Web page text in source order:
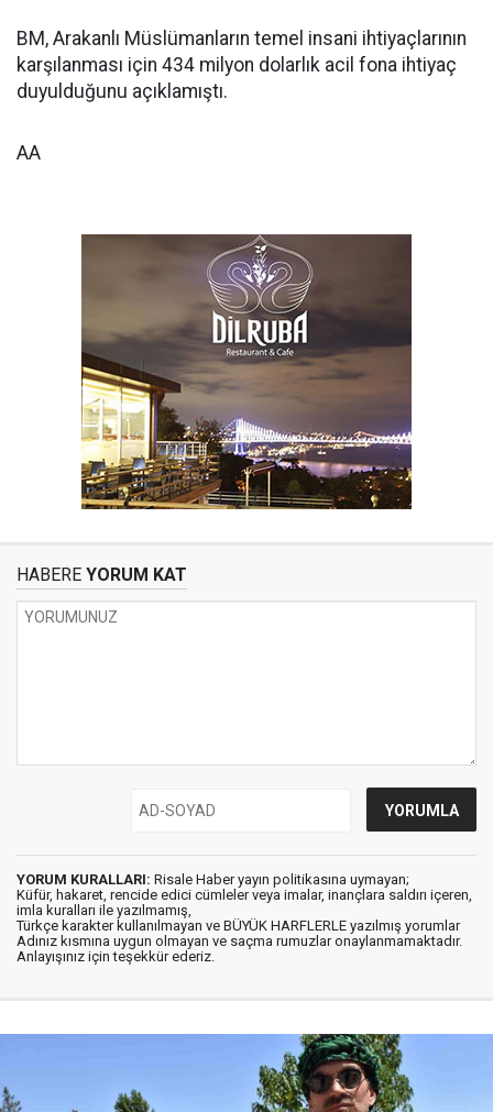
BM, Arakanlı Müslümanların temel insani ihtiyaçlarının
karşılanması için 434 milyon dolarlık acil fona ihtiyaç
duyulduğunu açıklamıştı.
AA
HABERE YORUM KAT
YORUM KURALLARI: Risale Haber yayın politikasına uymayan;
Küfür, hakaret, rencide edici cümleler veya imalar, inançlara saldırı içeren,
imla kuralları ile yazılmamış,
Türkçe karakter kullanılmayan ve BÜYÜK HARFLERLE yazılmış yorumlar
Adınız kısmına uygun olmayan ve saçma rumuzlar onaylanmamaktadır.
Anlayışınız için teşekkür ederiz.